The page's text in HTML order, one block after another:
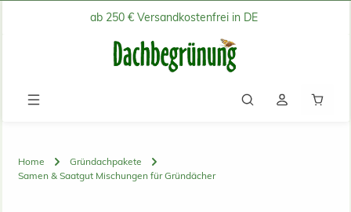
Zum Hauptinhalt springenab 250 € Versandkostenfrei in DE
Home
Gründachpakete
Samen & Saatgut Mischungen für Gründächer